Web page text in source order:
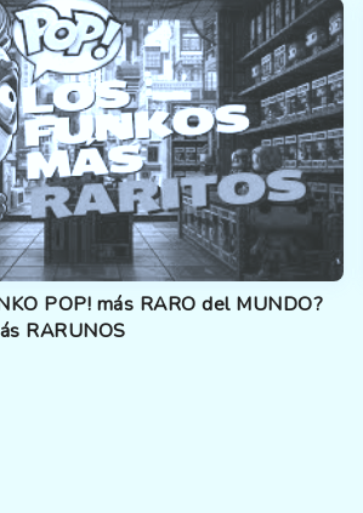
POP! más RARO del MUNDO?
RARUNOS